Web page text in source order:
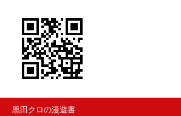
黒田クロの漫遊書